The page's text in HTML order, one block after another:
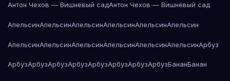
Антон Чехов — Вишнёвый садАнтон Чехов — Вишнёвый сад
АпельсинАпельсинАпельсинАпельсинАпельсинАпельсин
АпельсинАпельсинАпельсинАпельсинАпельсинАпельсинАрбуз
АрбузАрбузАрбузАрбузАрбузАрбузАрбузАрбузБананБанан